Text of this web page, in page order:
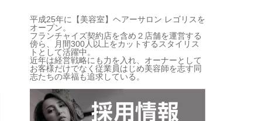
平成25年に【美容室】ヘアーサロン レゴリスを
オープン。
フランチャイズ契約店を含め２店舗を運営する
傍ら、月間300人以上をカットするスタイリス
トとして活躍中。
近年は経営戦略にも力を入れ、オーナーとして
お客様だけでなく従業員はじめ美容師を志す同
志たちの幸福も追求している。